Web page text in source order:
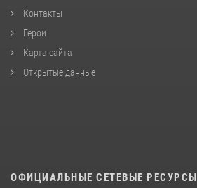
Контакты
Герои
Карта сайта
Открытые данные
ОФИЦИАЛЬНЫЕ СЕТЕВЫЕ РЕСУРСЫ